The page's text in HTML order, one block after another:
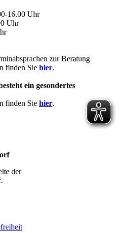
16.00 Uhr
Uhr
zur Beratung
finden Sie hier.
ein gesondertes
finden Sie hier.
der